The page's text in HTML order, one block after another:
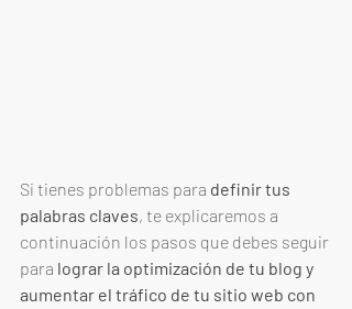
Si tienes problemas para definir tus
palabras claves, te explicaremos a
continuación los pasos que debes seguir
para lograr la optimización de tu blog y
aumentar el tráfico de tu sitio web con